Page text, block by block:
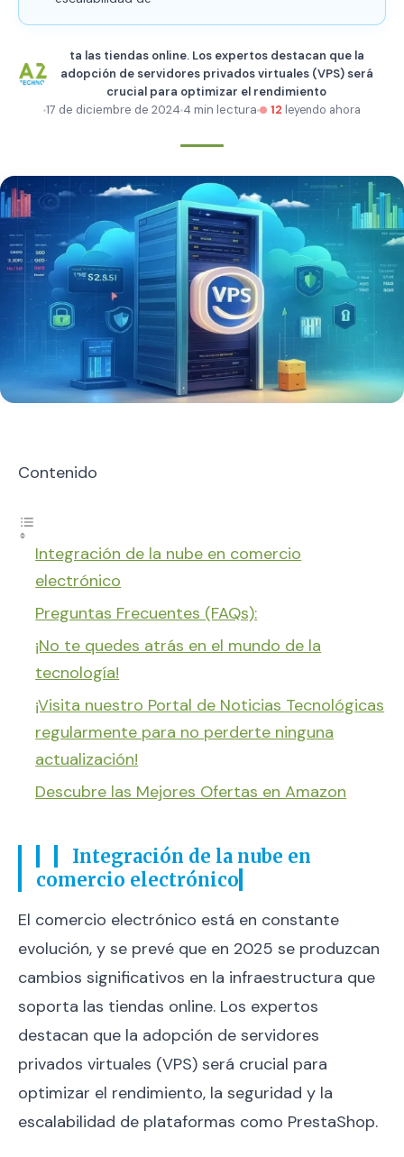
ta las tiendas online. Los expertos destacan que la
adopción de servidores privados virtuales (VPS) será
crucial para optimizar el rendimiento
17 de diciembre de 2024 4 min lectura 12 leyendo ahora
Contenido
Integración de la nube en comercio
electrónico
Preguntas Frecuentes (FAQs):
¡No te quedes atrás en el mundo de la
tecnología!
¡Visita nuestro Portal de Noticias Tecnológicas
regularmente para no perderte ninguna
actualización!
Descubre las Mejores Ofertas en Amazon
Integración de la nube en
comercio electrónico
El comercio electrónico está en constante
evolución, y se prevé que en 2025 se produzcan
cambios significativos en la infraestructura que
soporta las tiendas online. Los expertos
destacan que la adopción de servidores
privados virtuales (VPS) será crucial para
optimizar el rendimiento, la seguridad y la
escalabilidad de plataformas como PrestaShop.